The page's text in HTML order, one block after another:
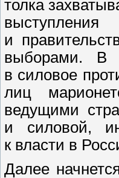
толка
и
выборами. В
в силовое
лиц
ведущими
и силовой,
к власти в
Далее